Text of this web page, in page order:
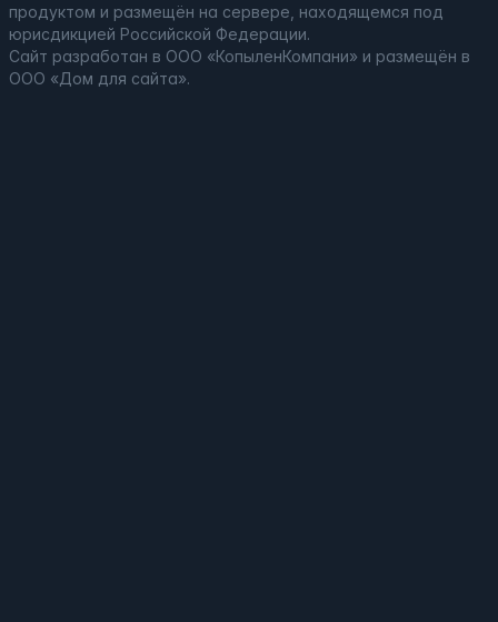
продуктом и размещён на сервере, находящемся под
юрисдикцией Российской Федерации.
Сайт разработан в ООО «КопыленКомпани» и размещён в
ООО «Дом для сайта».